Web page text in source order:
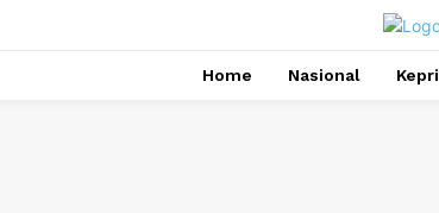
Home Nasional Kepri